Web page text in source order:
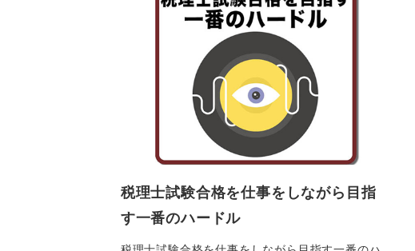
税理士試験合格を仕事をしながら目指
す一番のハードル